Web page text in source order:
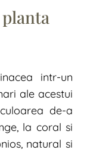
intr-un
ale acestui
de-a
la coral si
natural si